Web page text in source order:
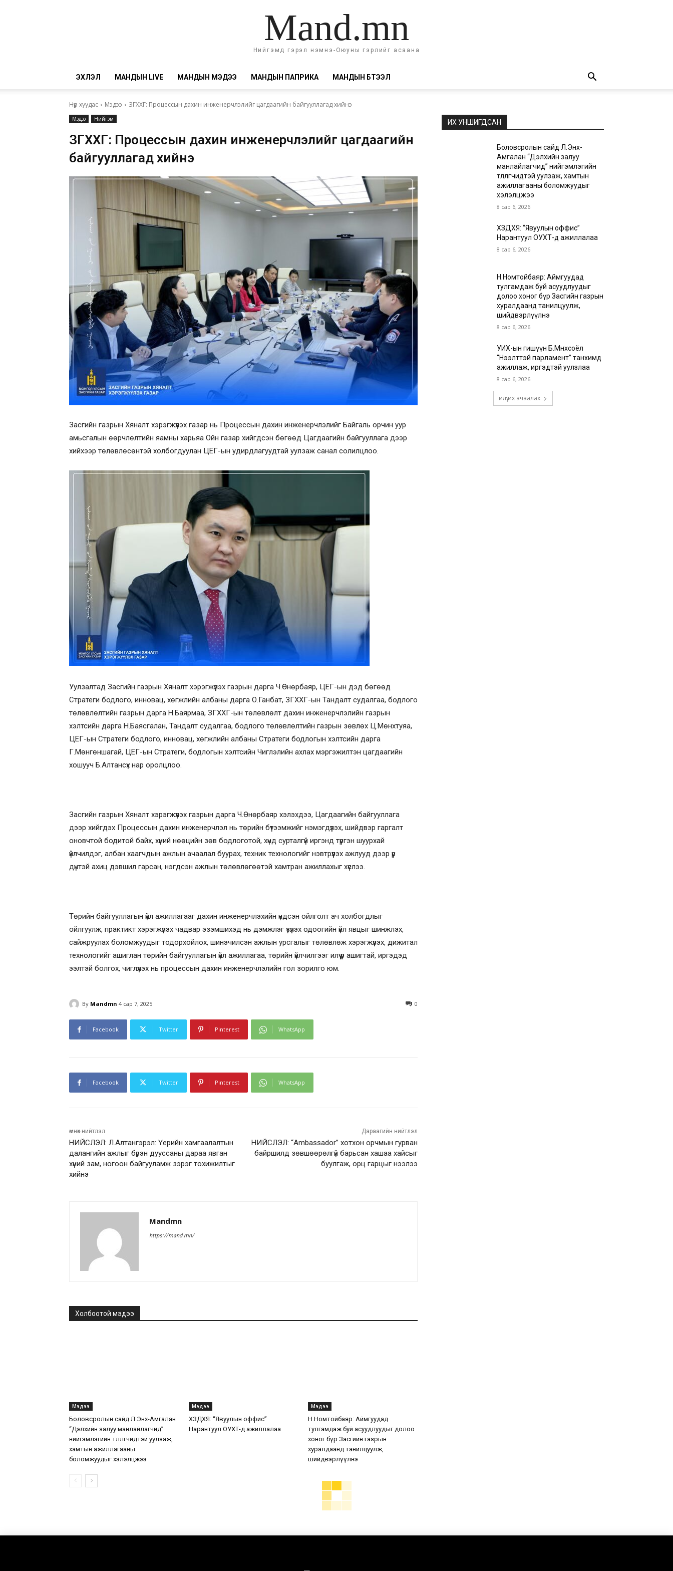
Mand.mn
Нийгэмд гэрэл нэмнэ-Оюуны гэрлийг асаана
ЭХЛЭЛ МАНДЫН LIVE МАНДЫН МЭДЭЭ МАНДЫН ПАПРИКА МАНДЫН БҮТЭЭЛ
Нүүр хуудас Мэдээ ЗГХХГ: Процессын дахин инженерчлэлийг цагдаагийн байгууллагад хийнэ
Мэдээ Нийгэм
ЗГХХГ: Процессын дахин инженерчлэлийг цагдаагийн
байгууллагад хийнэ
Засгийн газрын Хяналт хэрэгжүүлэх газар нь Процессын дахин инженерчлэлийг Байгаль орчин уур
амьсгалын өөрчлөлтийн яамны харьяа Ойн газар хийгдсэн бөгөөд Цагдаагийн байгууллага дээр
хийхээр төлөвлөсөнтэй холбогдуулан ЦЕГ-ын удирдлагуудтай уулзаж санал солилцлоо.
Уулзалтад Засгийн газрын Хяналт хэрэгжүүлэх газрын дарга Ч.Өнөрбаяр, ЦЕГ-ын дэд бөгөөд
Стратеги бодлого, инновац, хөгжлийн албаны дарга О.Ганбат, ЗГХХГ-ын Тандалт судалгаа, бодлого
төлөвлөлтийн газрын дарга Н.Баярмаа, ЗГХХГ-ын төлөвлөлт дахин инженерчлэлийн газрын
хэлтсийн дарга Н.Баясгалан, Тандалт судалгаа, бодлого төлөвлөлтийн газрын зөвлөх Ц.Мөнхтуяа,
ЦЕГ-ын Стратеги бодлого, инновац, хөгжлийн албаны Стратеги бодлогын хэлтсийн дарга
Г.Мөнгөншагай, ЦЕГ-ын Стратеги, бодлогын хэлтсийн Чиглэлийн ахлах мэргэжилтэн цагдаагийн
хошууч Б.Алтансүх нар оролцлоо.
Засгийн газрын Хяналт хэрэгжүүлэх газрын дарга Ч.Өнөрбаяр хэлэхдээ, Цагдаагийн байгууллага
дээр хийгдэх Процессын дахин инженерчлэл нь төрийн бүтээмжийг нэмэгдүүлэх, шийдвэр гаргалт
оновчтой бодитой байх, хүний нөөцийн зөв бодлоготой, хүнд сурталгүй иргэнд түргэн шуурхай
үйлчилдэг, албан хаагчдын ажлын ачаалал буурах, техник технологийг нэвтрүүлэх ажлууд дээр үр
дүнтэй ахиц дэвшил гарсан, нэгдсэн ажлын төлөвлөгөөтэй хамтран ажиллахыг хүслээ.
Төрийн байгууллагын үйл ажиллагааг дахин инженерчлэхийн үндсэн ойлголт ач холбогдлыг
ойлгуулж, практикт хэрэгжүүлэх чадвар эзэмшихэд нь дэмжлэг үзүүлэх одоогийн үйл явцыг шинжлэх,
сайжруулах боломжуудыг тодорхойлох, шинэчилсэн ажлын урсгалыг төлөвлөж хэрэгжүүлэх, дижитал
технологийг ашиглан төрийн байгууллагын үйл ажиллагаа, төрийн үйлчилгээг илүү үр ашигтай, иргэдэд
ээлтэй болгох, чиглүүлэх нь процессын дахин инженерчлэлийн гол зорилго юм.
By Mandmn 4 сар 7, 2025 0
Facebook Twitter Pinterest WhatsApp
Facebook Twitter Pinterest WhatsApp
өмнөх нийтлэл
НИЙСЛЭЛ: Л.Алтангэрэл: Үерийн хамгаалалтын
далангийн ажлыг бүрэн дууссаны дараа явган
хүний зам, ногоон байгууламж зэрэг тохижилтыг
хийнэ
Дараагийн нийтлэл
НИЙСЛЭЛ: “Ambassador” хотхон орчмын гурван
байршилд зөвшөөрөлгүй барьсан хашаа хайсыг
буулгаж, орц гарцыг нээлээ
Mandmn
https://mand.mn/
Холбоотой мэдээ
Мэдээ
Боловсролын сайд Л.Энх-Амгалан
“Дэлхийн залуу манлайлагчид”
нийгэмлэгийн төлөөлөгчидтэй уулзаж,
хамтын ажиллагааны
боломжуудыг хэлэлцжээ
Мэдээ
ХЗДХЯ: “Явуулын оффис”
Нарантуул ОУХТ-д ажиллалаа
Мэдээ
Н.Номтойбаяр: Аймгуудад
тулгамдаж буй асуудлуудыг долоо
хоног бүр Засгийн газрын
хуралдаанд танилцуулж,
шийдвэрлүүлнэ
ИХ УНШИГДСАН
Боловсролын сайд Л.Энх-
Амгалан “Дэлхийн залуу
манлайлагчид” нийгэмлэгийн
төлөөлөгчидтэй уулзаж, хамтын
ажиллагааны боломжуудыг
хэлэлцжээ
8 сар 6, 2026
ХЗДХЯ: “Явуулын оффис”
Нарантуул ОУХТ-д ажиллалаа
8 сар 6, 2026
Н.Номтойбаяр: Аймгуудад
тулгамдаж буй асуудлуудыг
долоо хоног бүр Засгийн газрын
хуралдаанд танилцуулж,
шийдвэрлүүлнэ
8 сар 6, 2026
УИХ-ын гишүүн Б.Мөнхсоёл
“Нээлттэй парламент” танхимд
ажиллаж, иргэдтэй уулзлаа
8 сар 6, 2026
илүү их ачаалах